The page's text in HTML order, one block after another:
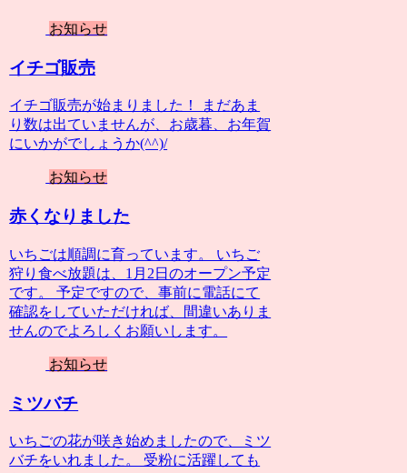
お知らせ
イチゴ販売
イチゴ販売が始まりました！ まだあま
り数は出ていませんが、お歳暮、お年賀
にいかがでしょうか(^^)/
お知らせ
赤くなりました
いちごは順調に育っています。 いちご
狩り食べ放題は、1月2日のオープン予定
です。 予定ですので、事前に電話にて
確認をしていただければ、間違いありま
せんのでよろしくお願いします。
お知らせ
ミツバチ
いちごの花が咲き始めましたので、ミツ
バチをいれました。 受粉に活躍しても